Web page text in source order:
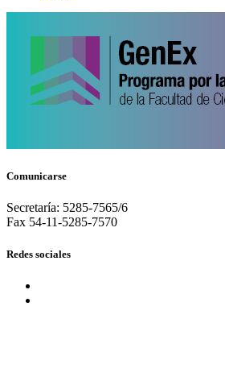
Comunicarse
Secretaría: 5285-7565/6
Fax 54-11-5285-7570
Redes sociales